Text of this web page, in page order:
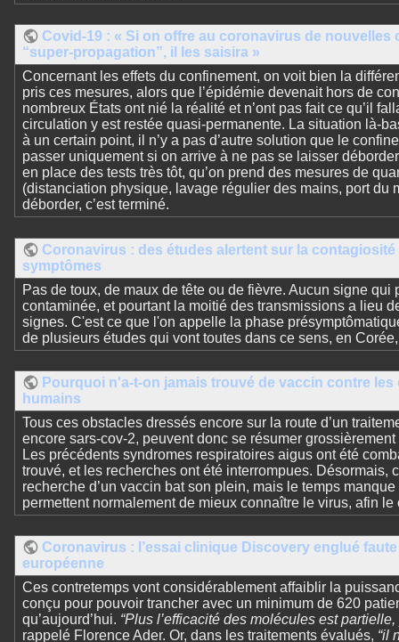
Covid-19 : « Si on offre au coronavirus de nouvelles
“super-propagation”, il les saisira »
Concernant les effets du confinement, on voit bien la
pris ces mesures, alors que l’épidémie devenait hors de
nombreux États ont nié la réalité et n’ont pas fait ce qu’il
circulation y est restée quasi-permanente. La situation là-
à un certain point, il n’y a pas d’autre solution que le
passer uniquement si on arrive à ne pas se laisser
en place des tests très tôt, qu’on prend des mesures de
(distanciation physique, lavage régulier des mains, port
déborder, c’est terminé.
Coronavirus : des études alertent sur la
symptômes
Pas de toux, de maux de tête ou de fièvre. Aucun signe
contaminée, et pourtant la moitié des transmissions a lieu
signes. C'est ce que l'on appelle la phase
de plusieurs études qui vont toutes dans ce sens, en
Pourquoi n'a-t-on jamais trouvé de vaccin contre
humains
Tous ces obstacles dressés encore sur la route d’un
encore sars-cov-2, peuvent donc se résumer
Les précédents syndromes respiratoires aigus ont été
trouvé, et les recherches ont été interrompues. Désormais,
recherche d’un vaccin bat son plein, mais le temps
permettent normalement de mieux connaître le virus, afin
Coronavirus : l’essai clinique Discovery englué
européenne
Ces contretemps vont considérablement affaiblir la
conçu pour pouvoir trancher avec un minimum de 620
qu’aujourd’hui. “Plus l’efficacité des molécules est
rappelé Florence Ader. Or, dans les traitements évalués, “il